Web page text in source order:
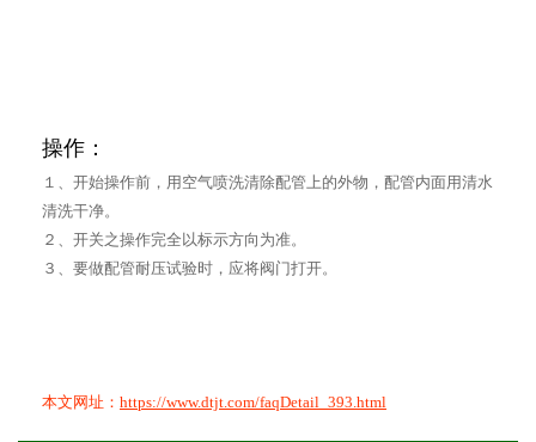
操作：
１、开始操作前，用空气喷洗清除配管上的外物，配管内面用清水
清洗干净。
２、开关之操作完全以标示方向为准。
３、要做配管耐压试验时，应将阀门打开。
本文网址： https://www.dtjt.com/faqDetail_393.html